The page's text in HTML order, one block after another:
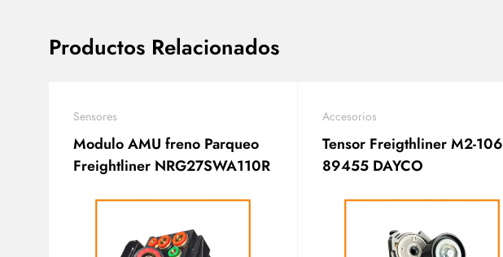
Productos Relacionados
Sensores
Modulo AMU freno Parqueo
Freightliner NRG27SWA110R
Accesorios
Tensor Freigthliner M2-106
89455 DAYCO